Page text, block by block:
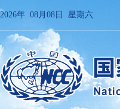
2026年 08月08日 星期六